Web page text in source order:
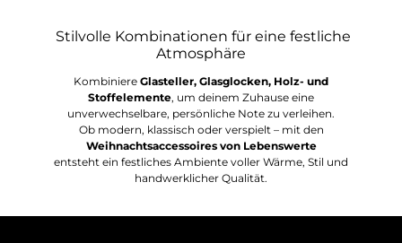
Stilvolle Kombinationen für eine festliche
Atmosphäre
Kombiniere Glasteller, Glasglocken, Holz- und
Stoffelemente, um deinem Zuhause eine
unverwechselbare, persönliche Note zu verleihen.
Ob modern, klassisch oder verspielt – mit den
Weihnachtsaccessoires von Lebenswerte
entsteht ein festliches Ambiente voller Wärme, Stil und
handwerklicher Qualität.